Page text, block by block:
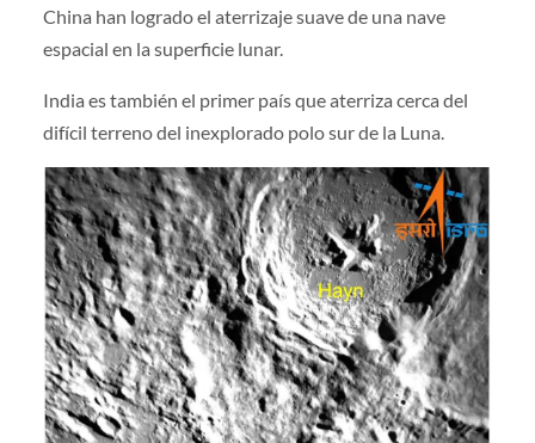
China han logrado el aterrizaje suave de una nave
espacial en la superficie lunar.
India es también el primer país que aterriza cerca del
difícil terreno del inexplorado polo sur de la Luna.